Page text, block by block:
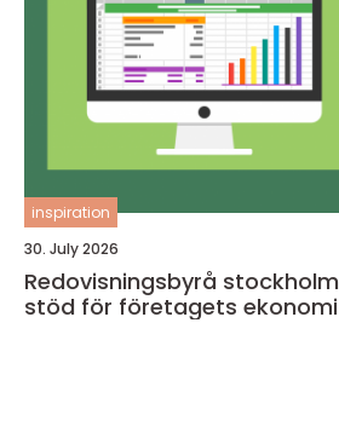
inspiration
30. July 2026
Redovisningsbyrå stockholm så väljer du rätt
stöd för företagets ekonomi